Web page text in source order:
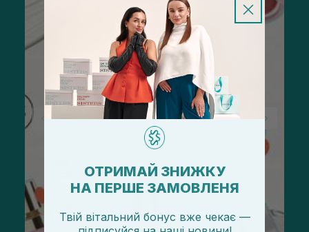
ОТРИМАЙ ЗНИЖКУ
НА ПЕРШЕ ЗАМОВЛЕНЯ
Твій вітальний бонус вже чекає —